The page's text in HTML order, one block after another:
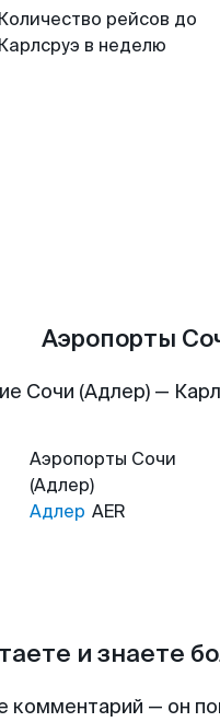
Количество рейсов до
Карлсруэ в неделю
Аэропорты
Сочи (Адлер) —
Аэропорты Сочи
(Адлер)
Адлер AER
и знаете
комментарий — он